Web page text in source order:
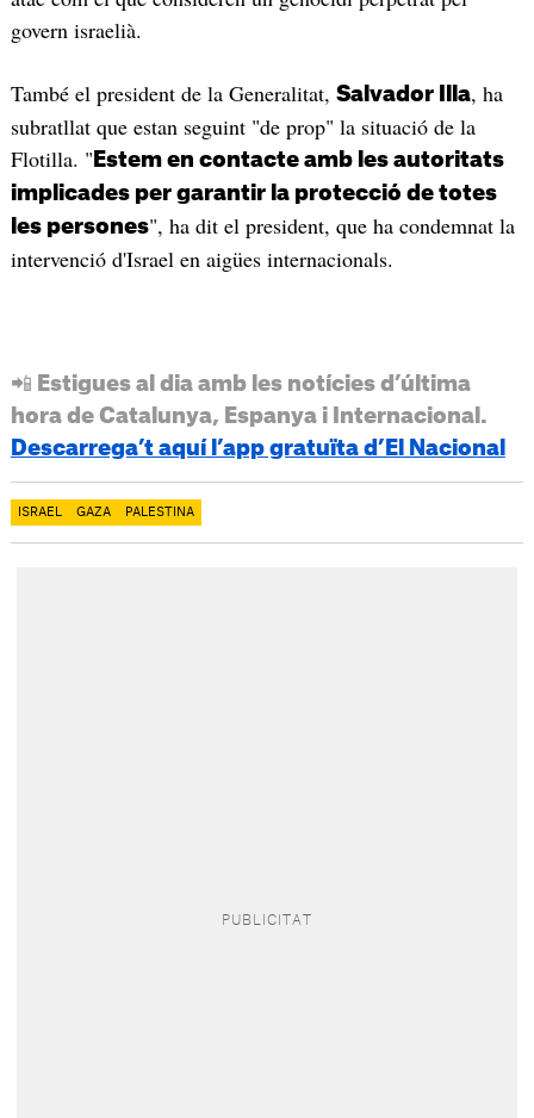
govern israelià.
També el president de la Generalitat, Salvador Illa, ha
subratllat que estan seguint "de prop" la situació de la
Flotilla. " Estem en contacte amb les autoritats
implicades per garantir la protecció de totes
les persones", ha dit el president, que ha condemnat la
intervenció d'Israel en aigües internacionals.
📲 Estigues al dia amb les notícies d’última
hora de Catalunya, Espanya i Internacional.
Descarrega’t aquí l’app gratuïta d’El Nacional
ISRAEL GAZA PALESTINA